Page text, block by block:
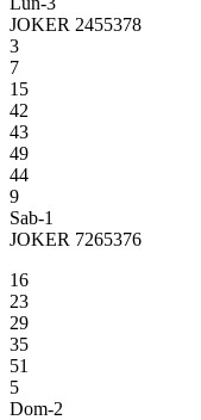
JOKER 2455378
3
7
15
42
43
49
44
9
Sab-1
JOKER 7265376
16
23
29
35
51
5
Dom-2